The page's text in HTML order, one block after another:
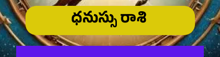
ధనుస్సు రాశి